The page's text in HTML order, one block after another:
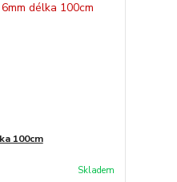
100cm
Skladem